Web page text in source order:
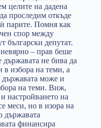
целите на дадена
проследим откъде
парите. Помня как
спор между
български депутат.
– прав беше
държавата не бива да
в избора на теми, а
държавата може и
на теми. Виж,
настройването на
меси, но в изора на
държавата
финансира